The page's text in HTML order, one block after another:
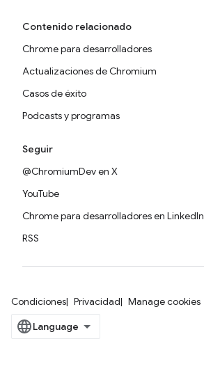
Contenido relacionado
Chrome para desarrolladores
Actualizaciones de Chromium
Casos de éxito
Podcasts y programas
Seguir
@ChromiumDev en X
YouTube
Chrome para desarrolladores en LinkedIn
RSS
Condiciones Privacidad Manage cookies